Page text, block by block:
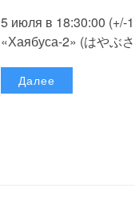
5 июля в 18:30:00 (+/-
«Хаябуса-2» (はやぶ
Далее